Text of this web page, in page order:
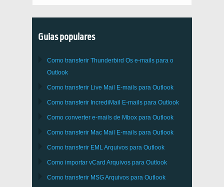
Guias populares
Como transferir Thunderbird Os e-mails para o
Outlook
Como transferir Live Mail E-mails para Outlook
Como transferir IncrediMail E-mails para Outlook
Como converter e-mails de Mbox para Outlook
Como transferir Mac Mail E-mails para Outlook
Como transferir EML Arquivos para Outlook
Como importar vCard Arquivos para Outlook
Como transferir MSGArquivos para Outlook